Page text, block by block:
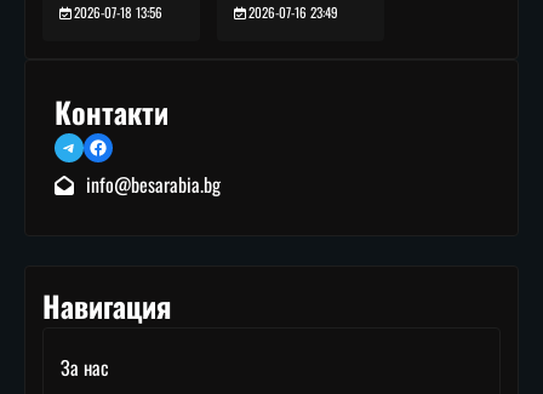
2026-07-18 13:56
2026-07-16 23:49
Контакти
TelegramFacebook
info@besarabia.bg
Навигация
За нас